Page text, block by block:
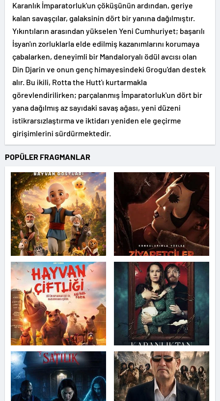
Karanlık İmparatorluk'un çöküşünün ardından, geriye
kalan savaşçılar, galaksinin dört bir yanına dağılmıştır.
Yıkıntıların arasından yükselen Yeni Cumhuriyet; başarılı
İsyan'ın zorluklarla elde edilmiş kazanımlarını korumaya
çabalarken, deneyimli bir Mandaloryalı ödül avcısı olan
Din Djarin ve onun genç himayesindeki Grogu'dan destek
alır. Bu ikili, Rotta the Hutt'ı kurtarmakla
görevlendirilirken; parçalanmış İmparatorluk'un dört bir
yana dağılmış az sayıdaki savaş ağası, yeni düzeni
istikrarsızlaştırma ve iktidarı yeniden ele geçirme
girişimlerini sürdürmektedir.
POPÜLER FRAGMANLAR